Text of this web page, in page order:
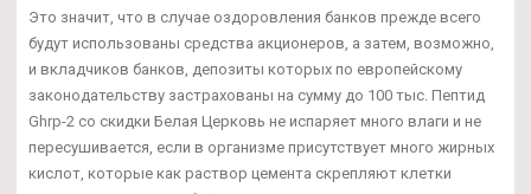
Это значит, что в случае оздоровления банков прежде всего
будут использованы средства акционеров, а затем, возможно,
и вкладчиков банков, депозиты которых по европейскому
законодательству застрахованы на сумму до 100 тыс. Пептид
Ghrp-2 со скидки Белая Церковь не испаряет много влаги и не
пересушивается, если в организме присутствует много жирных
кислот, которые как раствор цемента скрепляют клетки